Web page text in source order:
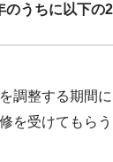
うちに以下の2
調整する期間
を受けてもら